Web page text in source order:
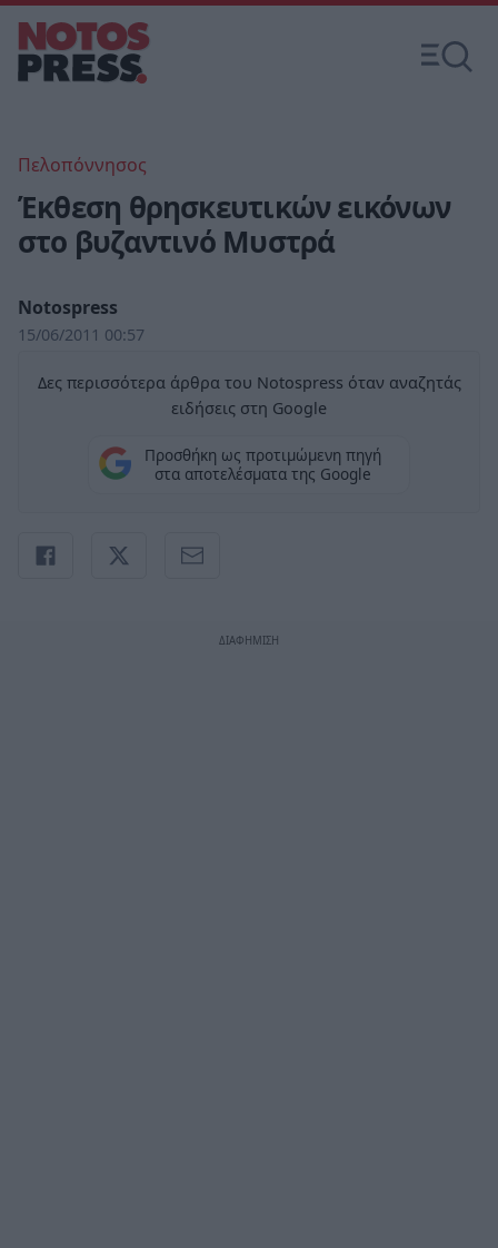
Πελοπόννησος
Έκθεση θρησκευτικών εικόνων
στο βυζαντινό Μυστρά
Notospress
15/06/2011 00:57
Δες περισσότερα άρθρα του Notospress όταν αναζητάς
ειδήσεις στη Google
Προσθήκη ως προτιμώμενη πηγή
στα αποτελέσματα της Google